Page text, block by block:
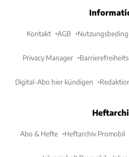
Kontakt AGB
Privacy Manager
Digital-Abo hier kündigen
Abo & Hefte Heftarchiv Promobil